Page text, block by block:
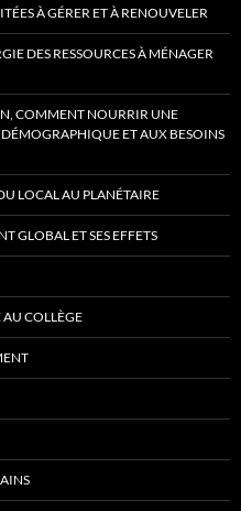
À GÉRER ET À RENOUVELER
DES RESSOURCES À MÉNAGER
COMMENT NOURRIR UNE
ET AUX BESOINS
LOCAL AU PLANÉTAIRE
GLOBAL ET SES EFFETS
AU COLLÈGE